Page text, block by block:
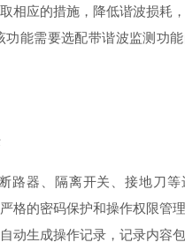
相应的措施，降低谐波损耗
功能需要选配带谐波监测功
路器、隔离开关、接地刀
格的密码保护和操作权限管
动生成操作记录，记录内容